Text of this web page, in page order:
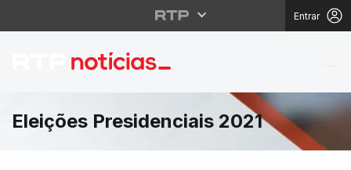
Entrar
Eleições
Eleições Presidenciais 2021